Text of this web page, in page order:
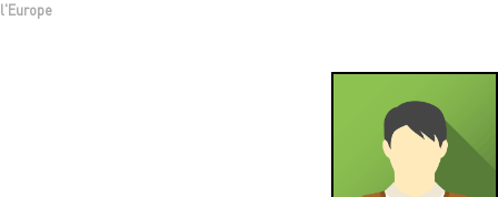
l'Europe